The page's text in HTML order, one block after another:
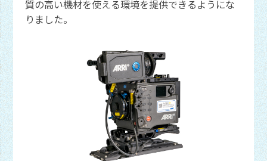
質の高い機材を使える環境を提供できるようにな
りました。